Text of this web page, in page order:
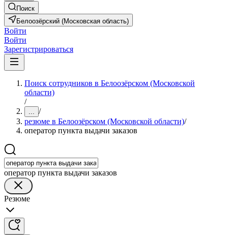
Поиск
Белоозёрский (Московская область)
Войти
Войти
Зарегистрироваться
Поиск сотрудников в Белоозёрском (Московской
области)
/
... /
резюме в Белоозёрском (Московской области)/
оператор пункта выдачи заказов
оператор пункта выдачи заказов
Резюме